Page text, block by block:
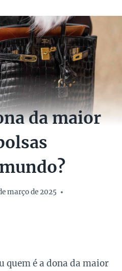
da maior
março de 2025
quem é a dona da maior